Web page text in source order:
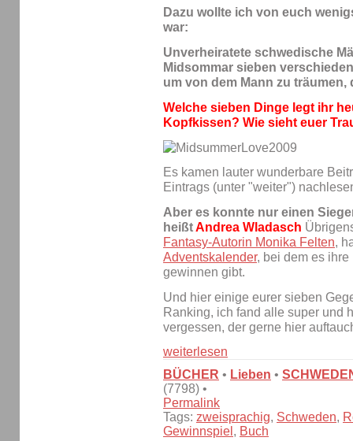
Dazu wollte ich von euch
war:
Unverheiratete schwedische
Midsommar sieben
um von dem Mann zu
Welche sieben Dinge legt ihr
Kopfkissen? Wie sieht euer
Es kamen lauter wunderbare
Eintrags (unter "weiter")
Aber es konnte nur einen
heißtAndrea Wladasch
Fantasy-Autorin Monika Felten,
Adventskalender, bei dem es
gewinnen gibt.
Und hier einige eurer sieben
Ranking, ich fand alle super und
vergessen, der gerne hier
weiterlesen
BÜCHER • Lieben •
(7798) •
Permalink
Tags: zweisprachig, Schweden,
Gewinnspiel , Buch